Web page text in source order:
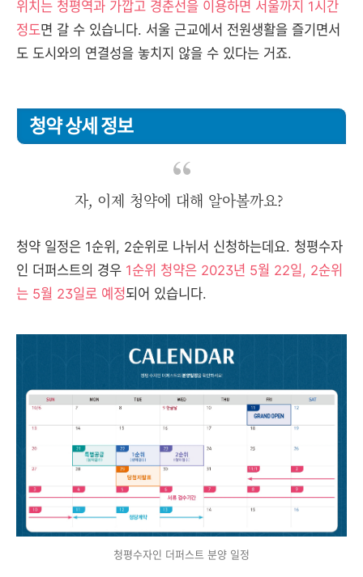
위치는 청평역과 가깝고 경춘선을 이용하면 서울까지 1시간
정도면 갈 수 있습니다. 서울 근교에서 전원생활을 즐기면서
도 도시와의 연결성을 놓치지 않을 수 있다는 거죠.
청약 상세 정보
자, 이제 청약에 대해 알아볼까요?
청약 일정은 1순위, 2순위로 나뉘서 신청하는데요. 청평수자
인 더퍼스트의 경우 1순위 청약은 2023년 5월 22일, 2순위
는 5월 23일로 예정되어 있습니다.
청평수자인 더퍼스트 분양 일정